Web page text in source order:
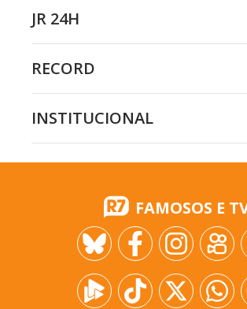
JR 24H
RECORD
INSTITUCIONAL
FAMOSOS E